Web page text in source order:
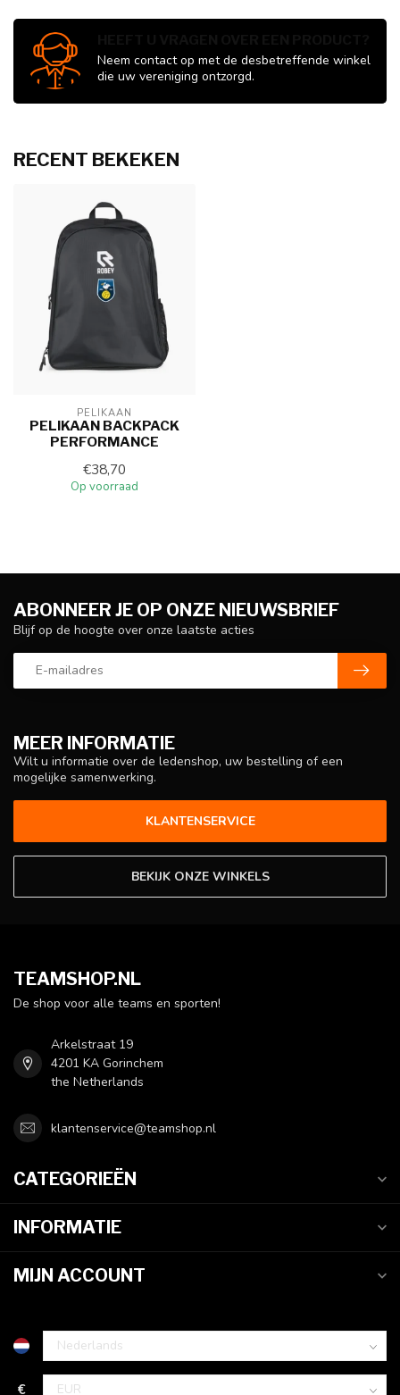
Neem contact op met de desbetreffende winkel
die uw vereniging ontzorgd.
RECENT BEKEKEN
PELIKAAN
PELIKAAN BACKPACK
PERFORMANCE
€38,70
Op voorraad
MEER INFORMATIE
Wilt u informatie over de ledenshop, uw bestelling of een
mogelijke samenwerking.
KLANTENSERVICE
BEKIJK ONZE WINKELS
ABONNEER JE OP ONZE NIEUWSBRIEF
Blijf op de hoogte over onze laatste acties
TEAMSHOP.NL
De shop voor alle teams en sporten!
Arkelstraat 19
4201 KA Gorinchem
the Netherlands
klantenservice@teamshop.nl
CATEGORIEËN
INFORMATIE
MIJN ACCOUNT
€